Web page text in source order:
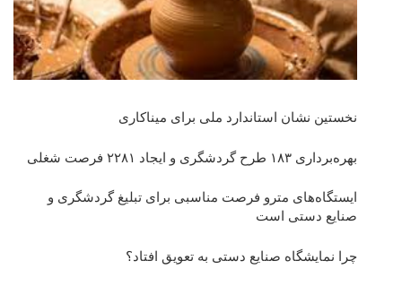
نخستین نشان استاندارد ملی برای میناکاری
بهره‌برداری ١٨٣ طرح گردشگری و ایجاد ٢٢٨١ فرصت شغلی
ایستگاه‌های مترو فرصت مناسبی برای تبلیغ گردشگری و
صنایع دستی است
چرا نمایشگاه صنایع دستی به تعویق افتاد؟